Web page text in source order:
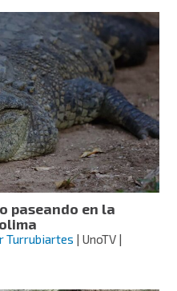
paseando en la
Turrubiartes | UnoTV |